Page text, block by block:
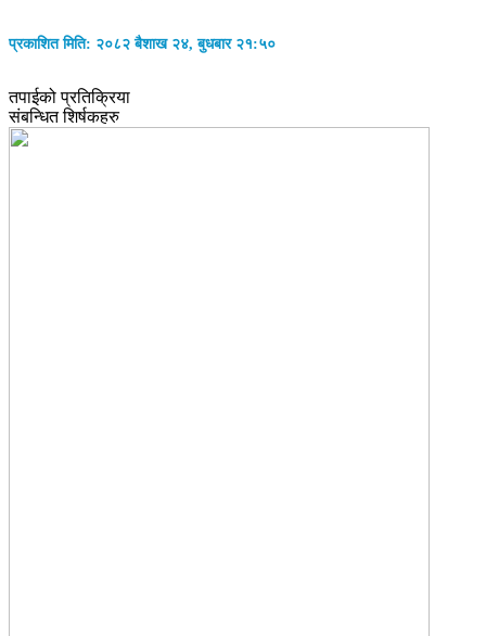
प्रकाशित मिति: २०८२ बैशाख २४, बुधबार २१:५०
तपाईको प्रतिक्रिया
संबन्धित शिर्षकहरु